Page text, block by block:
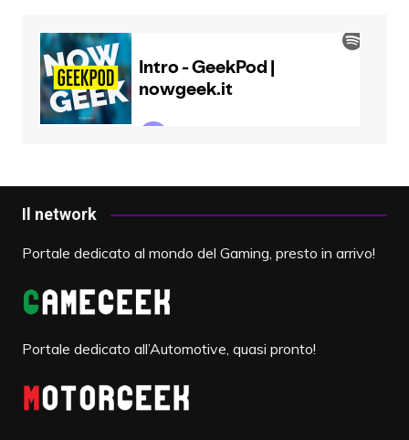
Il network
Portale dedicato al mondo del Gaming, presto in arrivo!
Portale dedicato all’Automotive, quasi pronto!